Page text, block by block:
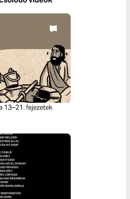
13–21. fejezetek